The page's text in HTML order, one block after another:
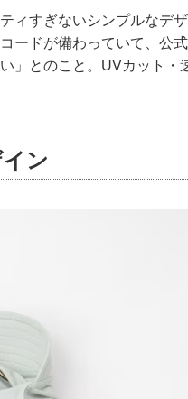
ィすぎないシンプルなデ
ードが備わっていて、公
」とのこと。UVカット・
ン